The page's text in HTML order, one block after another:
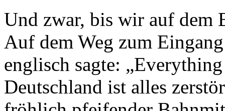
Und zwar, bis wir auf dem
Auf dem Weg zum
englisch sagte:
Deutschland ist alles